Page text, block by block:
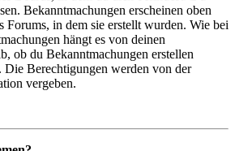
Bekanntmachungen erscheinen oben
Forums, in dem sie erstellt wurden. Wie bei
hängt es von deinen
ob du Bekanntmachungen erstellen
Die Berechtigungen werden von der
vergeben.